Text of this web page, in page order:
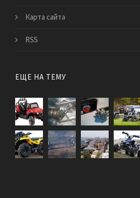
Карта сайта
RSS
ЕЩЕ НА ТЕМУ